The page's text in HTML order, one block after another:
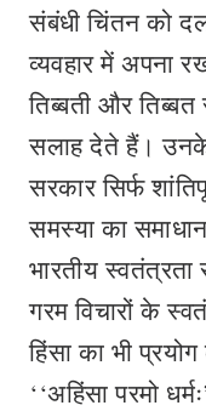
संबंधी चिंतन को
व्यवहार में अपना
तिब्बती और
सलाह देते हैं। उनके
सरकार सिर्फ
समस्या का
भारतीय
गरम विचारों के
हिंसा का भी
‘‘अहिंसा परमो